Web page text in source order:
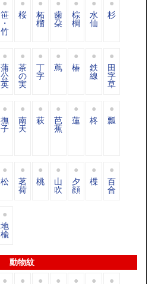
笹
・
竹
桜 柘
榴
歯
朶
棕
櫚
水
仙
杉
蒲
公
英
茶
の
実
丁
字
蔦 椿 鉄
線
田
字
草
撫
子
南
天
萩 芭
蕉
蓮 柊 瓢
松 茗
荷
桃 山
吹
夕
顔
楪 百
合
地
楡
動物紋